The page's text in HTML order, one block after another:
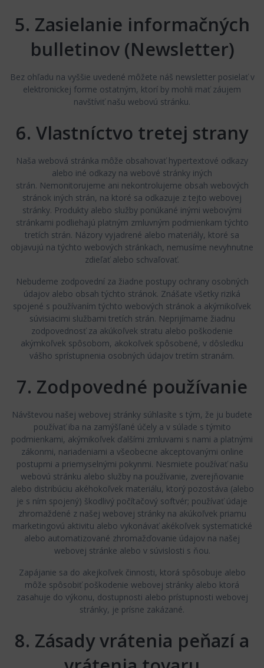
5. Zasielanie informačných
bulletinov (Newsletter)
Bez ohľadu na vyššie uvedené môžete náš newsletter posielať v
elektronickej forme ostatným, ktorí by mohli mať záujem
navštíviť našu webovú stránku.
6. Vlastníctvo tretej strany
Naša webová stránka môže obsahovať hypertextové odkazy
alebo iné odkazy na webové stránky iných
strán. Nemonitorujeme ani nekontrolujeme obsah webových
stránok iných strán, na ktoré sa odkazuje z tejto webovej
stránky. Produkty alebo služby ponúkané inými webovými
stránkami podliehajú platným zmluvným podmienkam týchto
tretích strán. Názory vyjadrené alebo materiály, ktoré sa
objavujú na týchto webových stránkach, nemusíme nevyhnutne
zdieľať alebo schvaľovať.
Nebudeme zodpovední za žiadne postupy ochrany osobných
údajov alebo obsah týchto stránok. Znášate všetky riziká
spojené s používaním týchto webových stránok a akýmikoľvek
súvisiacimi službami tretích strán. Neprijímame žiadnu
zodpovednosť za akúkoľvek stratu alebo poškodenie
akýmkoľvek spôsobom, akokoľvek spôsobené, v dôsledku
vášho sprístupnenia osobných údajov tretím stranám.
7. Zodpovedné používanie
Návštevou našej webovej stránky súhlasíte s tým, že ju budete
používať iba na zamýšľané účely a v súlade s týmito
podmienkami, akýmikoľvek ďalšími zmluvami s nami a platnými
zákonmi, nariadeniami a všeobecne akceptovanými online
postupmi a priemyselnými pokynmi. Nesmiete používať našu
webovú stránku alebo služby na používanie, zverejňovanie
alebo distribúciu akéhokoľvek materiálu, ktorý pozostáva (alebo
je s ním spojený) škodlivý počítačový softvér; používať údaje
zhromaždené z našej webovej stránky na akúkoľvek priamu
marketingovú aktivitu alebo vykonávať akékoľvek systematické
alebo automatizované zhromažďovanie údajov na našej
webovej stránke alebo v súvislosti s ňou.
Zapájanie sa do akejkoľvek činnosti, ktorá spôsobuje alebo
môže spôsobiť poškodenie webovej stránky alebo ktorá
zasahuje do výkonu, dostupnosti alebo prístupnosti webovej
stránky, je prísne zakázané.
8. Zásady vrátenia peňazí a